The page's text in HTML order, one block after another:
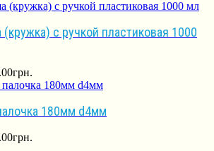
с ручкой пластиковая 1000
грн.
180мм d4мм
грн.